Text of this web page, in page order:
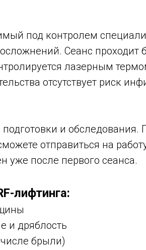
под контролем
Сеанс проходит
лазерным
отсутствует риск
и обследования.
отправиться на
уже после первого сеанса.
лифтинга:
и дряблость
брыли)